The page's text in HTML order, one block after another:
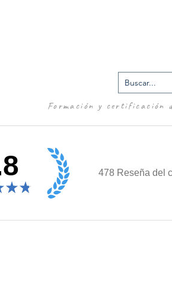
Formación y certificación
★ ★
478 Reseña del